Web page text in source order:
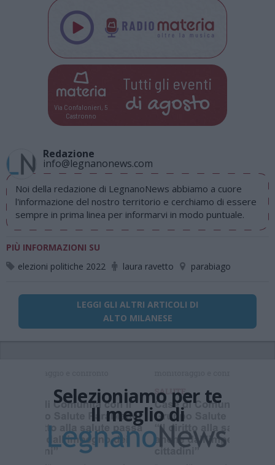
Via Confalonieri, 5
Castronno
Tutti gli eventi
di agosto
Redazione
info@legnanonews.com
Noi della redazione di LegnanoNews abbiamo a cuore
l'informazione del nostro territorio e cerchiamo di essere
sempre in prima linea per informarvi in modo puntuale.
PIÙ INFORMAZIONI SU
elezioni politiche 2022
laura ravetto parabiago
LEGGI GLI ALTRI ARTICOLI DI
ALTO MILANESE
Selezioniamo per te
Il meglio di